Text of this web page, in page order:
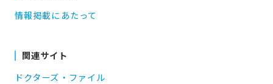
情報掲載にあたって
関連サイト
ドクターズ・ファイル